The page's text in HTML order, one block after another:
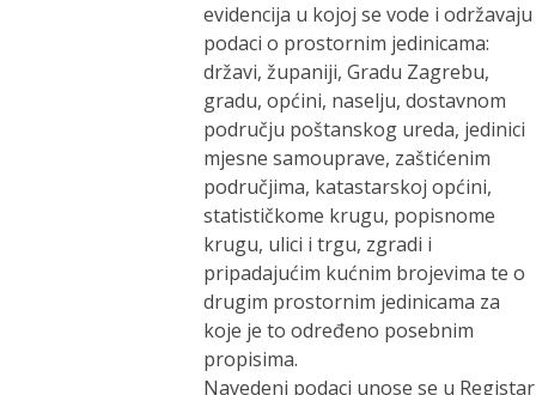
evidencija u kojoj se vode i održavaju
podaci o prostornim jedinicama:
državi, županiji, Gradu Zagrebu,
gradu, općini, naselju, dostavnom
području poštanskog ureda, jedinici
mjesne samouprave, zaštićenim
područjima, katastarskoj općini,
statističkome krugu, popisnome
krugu, ulici i trgu, zgradi i
pripadajućim kućnim brojevima te o
drugim prostornim jedinicama za
koje je to određeno posebnim
propisima.
Navedeni podaci unose se u Registar